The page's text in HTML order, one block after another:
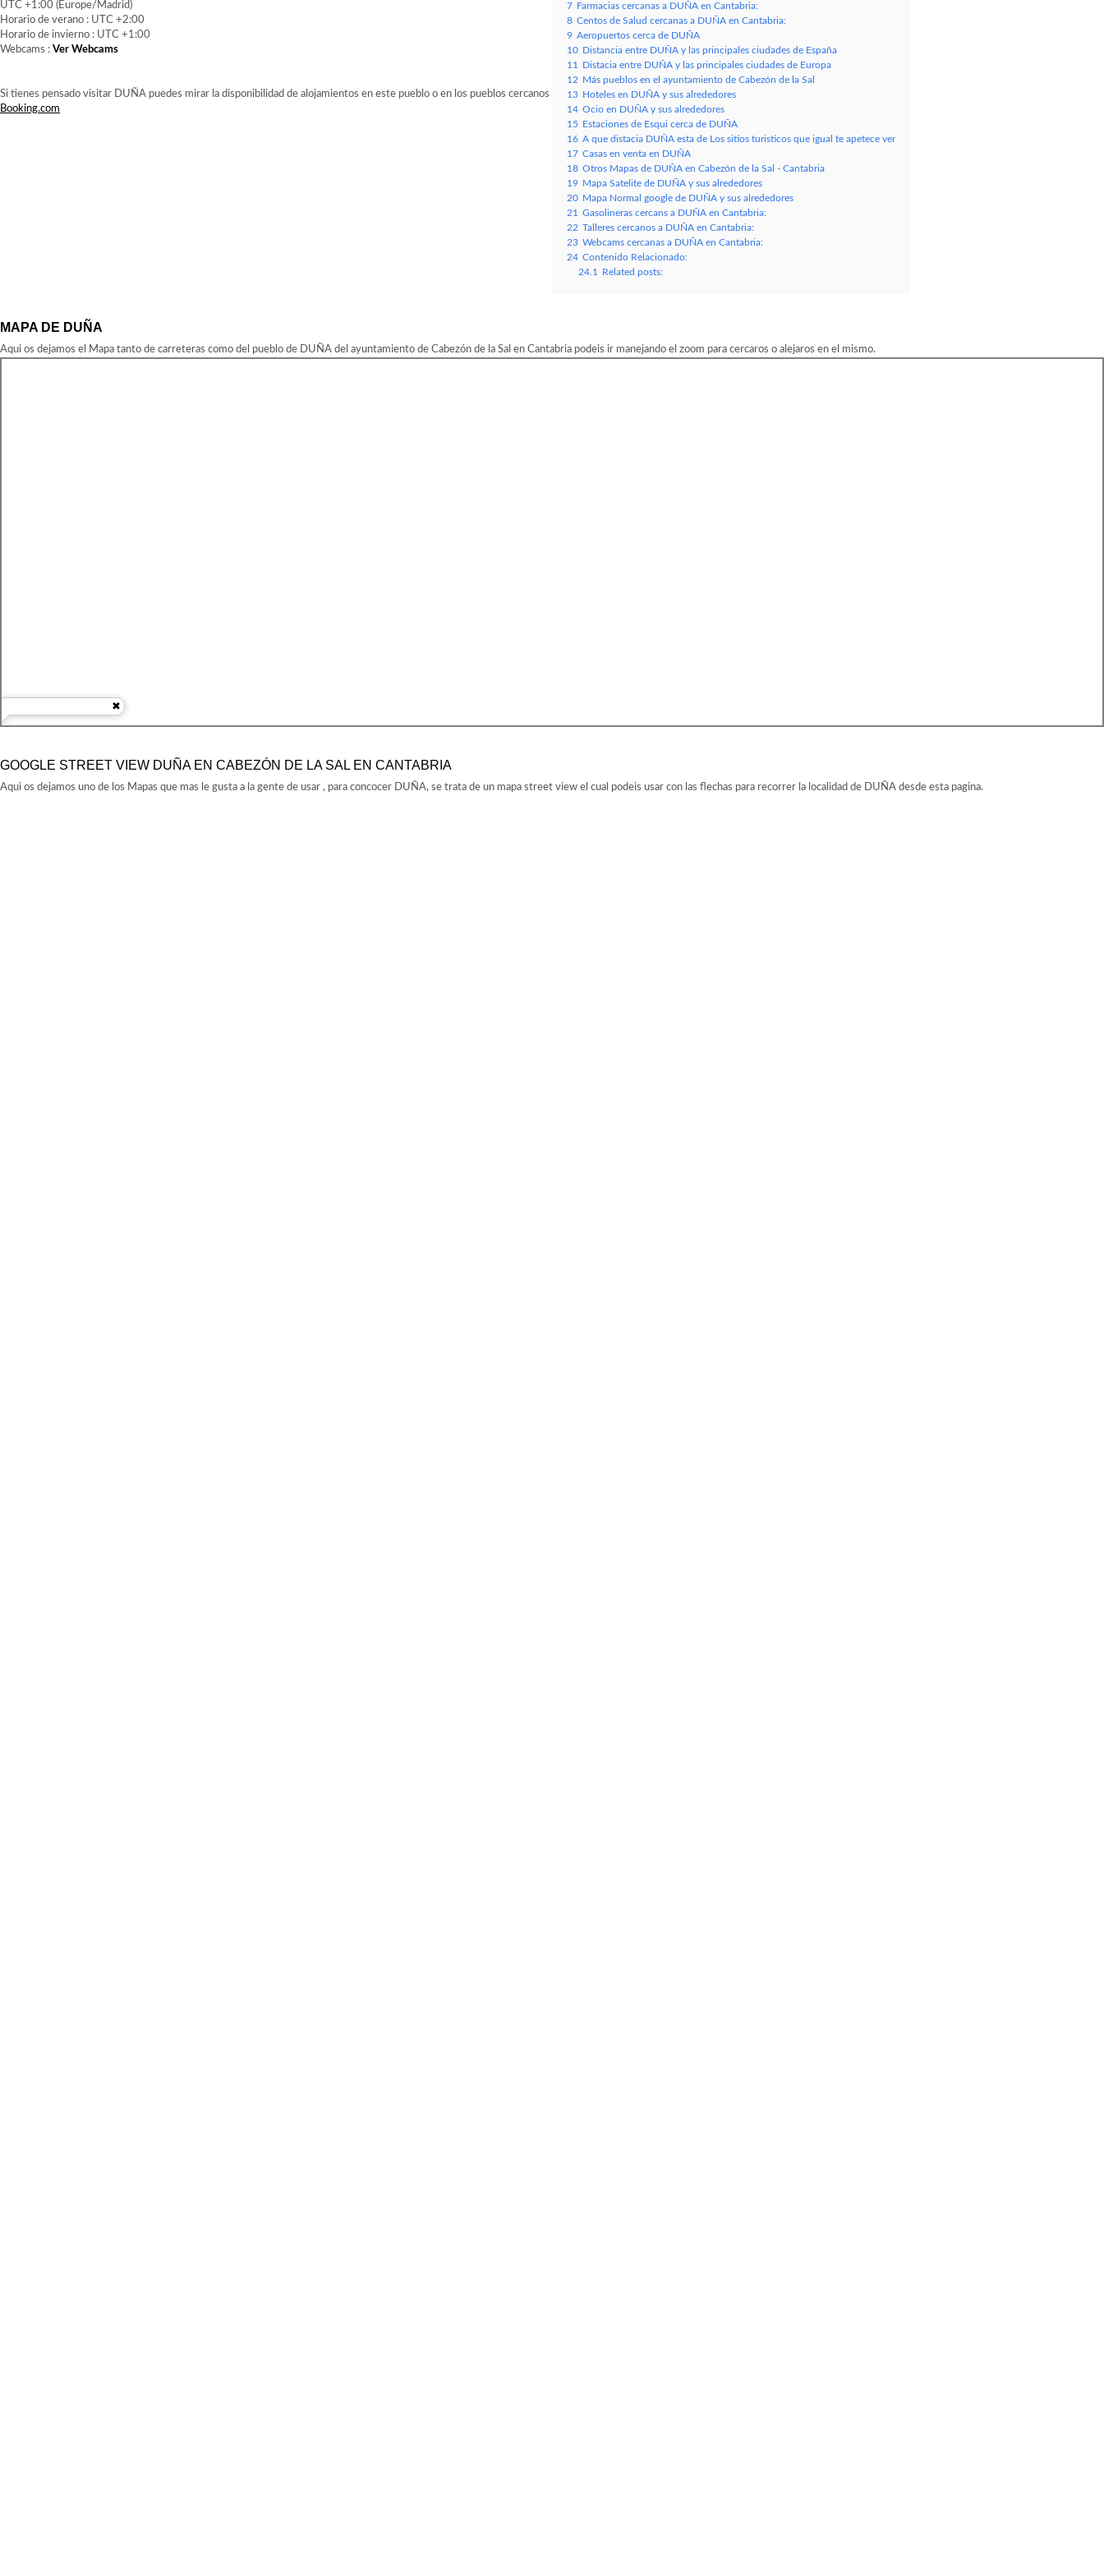
UTC +1:00 (Europe/Madrid)
Horario de verano : UTC +2:00
Horario de invierno : UTC +1:00
Webcams : Ver Webcams
Si tienes pensado visitar DUÑA puedes mirar la disponibilidad de alojamientos en este pueblo o en los pueblos cercanos
Booking.com
7
Farmacias cercanas a DUÑA en Cantabria:
8 Centos de Salud cercanas a DUÑA en Cantabria:
9 Aeropuertos cerca de DUÑA
10
Distancia entre DUÑA y las principales ciudades de España
11
Distacia entre DUÑA y las principales ciudades de Europa
12
Más pueblos en el ayuntamiento de Cabezón de la Sal
13
Hoteles en DUÑA y sus alrededores
14 Ocio en DUÑA y sus alrededores
15
Estaciones de Esqui cerca de DUÑA
16 A que distacia DUÑA esta de Los sitios turisticos que igual te apetece ver
17 Casas en venta en DUÑA
18 Otros Mapas de DUÑA en Cabezón de la Sal - Cantabria
19
Mapa Satelite de DUÑA y sus alrededores
20
Mapa Normal google de DUÑA y sus alrededores
21
Gasolineras cercans a DUÑA en Cantabria:
22 Talleres cercanos a DUÑA en Cantabria:
23 Webcams cercanas a DUÑA en Cantabria:
24 Contenido Relacionado:
24.1
Related posts:
MAPA DE DUÑA
Aqui os dejamos el Mapa tanto de carreteras como del pueblo de DUÑA del ayuntamiento de Cabezón de la Sal en Cantabria podeis ir manejando el zoom para cercaros o alejaros en el mismo.
GOOGLE STREET VIEW DUÑA EN CABEZÓN DE LA SAL EN CANTABRIA
Aqui os dejamos uno de los Mapas que mas le gusta a la gente de usar , para concocer DUÑA, se trata de un mapa street view el cual podeis usar con las flechas para recorrer la localidad de DUÑA desde esta pagina.